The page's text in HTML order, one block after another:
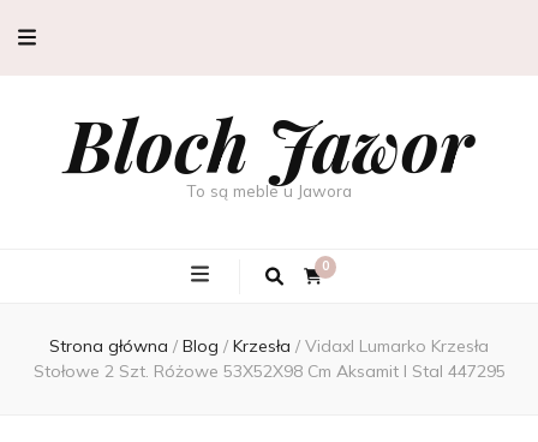
Bloch Jawor
To są meble u Jawora
0
Strona główna / Blog / Krzesła / Vidaxl Lumarko Krzesła
Stołowe 2 Szt. Różowe 53X52X98 Cm Aksamit I Stal 447295